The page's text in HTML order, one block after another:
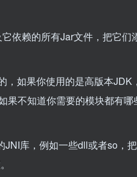
依赖的所有Jar文件，把它们
如果你使用的是高版本JDK
果不知道你需要的模块都有
JNI库，例如一些dll或者so，